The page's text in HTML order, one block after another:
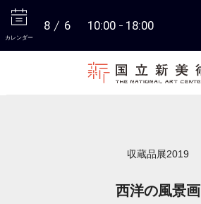
カレンダー
8 6 10:00 18:00
収蔵品展2019
西洋の風景画